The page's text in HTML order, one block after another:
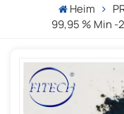
Heim
99,95 % Min -